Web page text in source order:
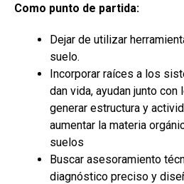
Como punto de partida:
Dejar de utilizar
suelo.
Incorporar raíces a los
dan vida, ayudan junto
generar estructura y
aumentar la materia
suelos
Buscar asesoramiento
diagnóstico preciso y